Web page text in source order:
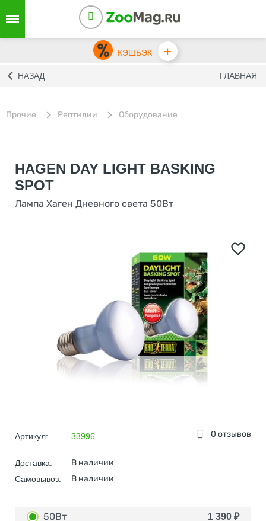
КЭШБЭК +
НАЗАД ГЛАВНАЯ
Прочие Рептилии Оборудование
HAGEN DAY LIGHT BASKING
SPOT
Лампа Хаген Дневного света 50Вт
0 отзывов
Артикул: 33996
Доставка: В наличии
Самовывоз: В наличии
50Вт 1 390 ₽